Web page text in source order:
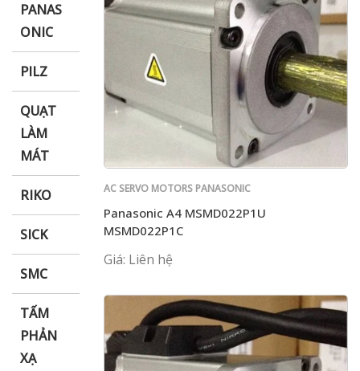
PANAS
ONIC
PILZ
QUẠT
LÀM
MÁT
RIKO
SICK
SMC
TẤM
PHẢN
XẠ
AC SERVO MOTORS PANASONIC
Panasonic A4 MSMD022P1U
MSMD022P1C
Giá: Liên hệ